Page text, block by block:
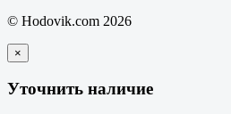
© Hodovik.com 2026
×
Уточнить наличие